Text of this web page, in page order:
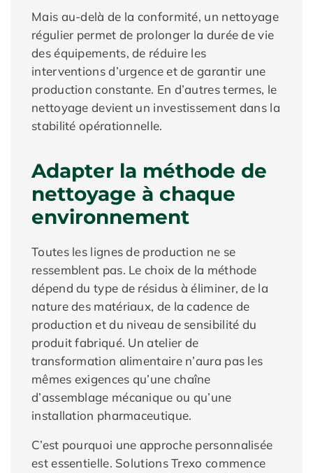
Mais au-delà de la conformité, un nettoyage
régulier permet de prolonger la durée de vie
des équipements, de réduire les
interventions d’urgence et de garantir une
production constante. En d’autres termes, le
nettoyage devient un investissement dans la
stabilité opérationnelle.
Adapter la méthode de
nettoyage à chaque
environnement
Toutes les lignes de production ne se
ressemblent pas. Le choix de la méthode
dépend du type de résidus à éliminer, de la
nature des matériaux, de la cadence de
production et du niveau de sensibilité du
produit fabriqué. Un atelier de
transformation alimentaire n’aura pas les
mêmes exigences qu’une chaîne
d’assemblage mécanique ou qu’une
installation pharmaceutique.
C’est pourquoi une approche personnalisée
est essentielle. Solutions Trexo commence